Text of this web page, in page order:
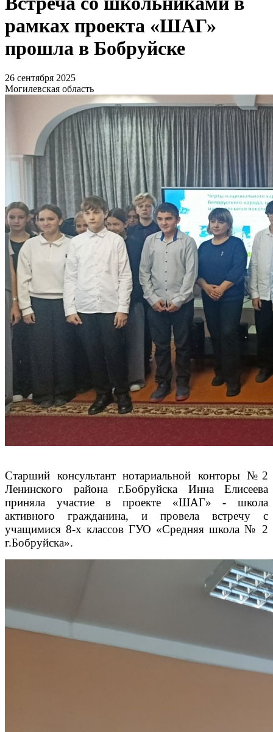
рамках проекта «ШАГ»
прошла в Бобруйске
26 сентября 2025
Могилевская область
Старший консультант нотариальной конторы №2
Ленинского района г.Бобруйска Инна Елисеева
приняла участие в проекте «ШАГ» - школа
активного гражданина, и провела встречу с
учащимися 8-х классов ГУО «Средняя школа № 2
г.Бобруйска».